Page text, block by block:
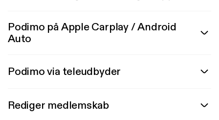
Podimo på Apple Carplay / Android
Auto
Podimo via teleudbyder
Rediger medlemskab